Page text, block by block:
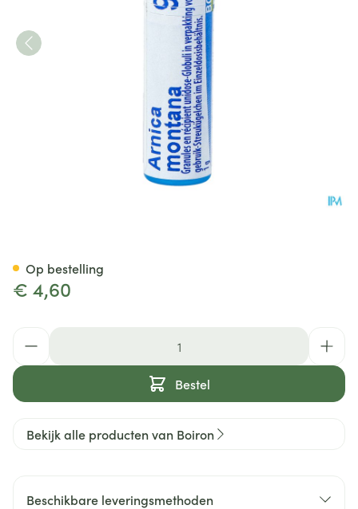
€ 4,60
Bestel
Op bestelling
Bekijk alle producten van Boiron
Beschikbare leveringsmethoden